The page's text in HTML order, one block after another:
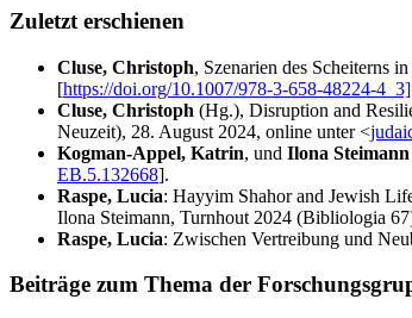
Zuletzt erschienen
Cluse, Christoph, Szenarien des Scheiterns
[https://doi.org/10.1007/978-3-658-48224-4_3]
Cluse, Christoph (Hg.), Disruption and
Neuzeit), 28. August 2024, online unter <
Kogman-Appel, Katrin, und Ilona Steimann
EB.5.132668].
Raspe, Lucia: Hayyim Shahor and Jewish
Ilona Steimann, Turnhout 2024 (Bibliologia
Raspe, Lucia: Zwischen Vertreibung und
Beiträge zum Thema der